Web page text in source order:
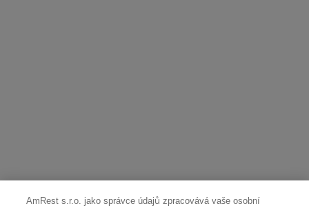
AmRest s.r.o. jako správce údajů zpracovává vaše osobní